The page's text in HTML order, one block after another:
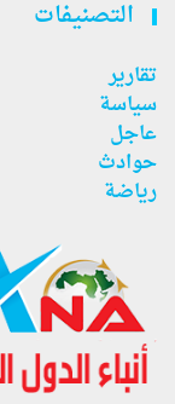
التصنيفات
تقارير
سياسة
عاجل
حوادث
رياضة